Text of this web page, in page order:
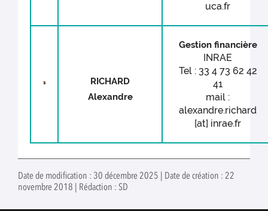
uca.fr
RICHARD
Alexandre
Gestion financière
INRAE
Tel : 33 4 73 62 42
41
mail :
alexandre.richard
[at] inrae.fr
Date de modification : 30 décembre 2025 | Date de création : 22
novembre 2018 | Rédaction : SD